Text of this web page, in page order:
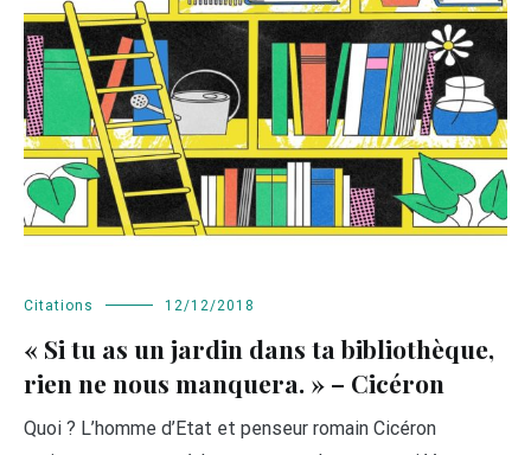
Citations 12/12/2018
« Si tu as un jardin dans ta bibliothèque,
rien ne nous manquera. » – Cicéron
Quoi ? L’homme d’Etat et penseur romain Cicéron